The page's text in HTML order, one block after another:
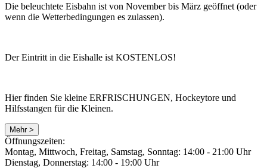
Die beleuchtete Eisbahn ist von November bis März geöffnet (oder
wenn die Wetterbedingungen es zulassen).
Der Eintritt in die Eishalle ist KOSTENLOS!
Hier finden Sie kleine ERFRISCHUNGEN, Hockeytore und
Hilfsstangen für die Kleinen.
Mehr >
Öffnungszeiten:
Montag, Mittwoch, Freitag, Samstag, Sonntag: 14:00 - 21:00 Uhr
Dienstag, Donnerstag: 14:00 - 19:00 Uhr